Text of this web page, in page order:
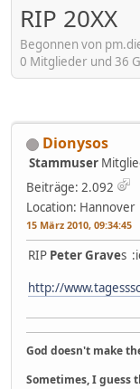
RIP 20XX
Begonnen von
0 Mitglieder und 36
Dionysos
Stammuser
Beiträge: 2.092
Location: Hannover
15 März 2010, 09:34:45
RIP Peter Graves
http://
God doesn't make
Sometimes, I guess